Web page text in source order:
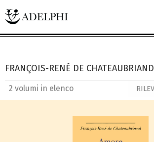
FRANÇOIS-RENÉ DE CHATEAUBRIAND
2 volumi in elenco